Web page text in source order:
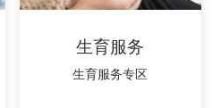
生育服务
生育服务专区